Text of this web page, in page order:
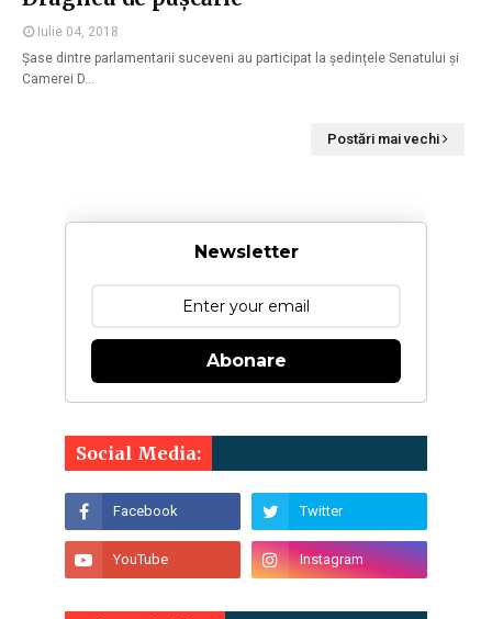
Iulie 04, 2018
Șase dintre parlamentarii suceveni au participat la ședințele Senatului și
Camerei D…
Postări mai vechi
Newsletter
Abonare
Social Media: